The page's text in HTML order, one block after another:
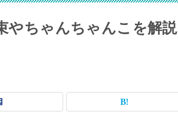
やちゃんちゃんこを解説